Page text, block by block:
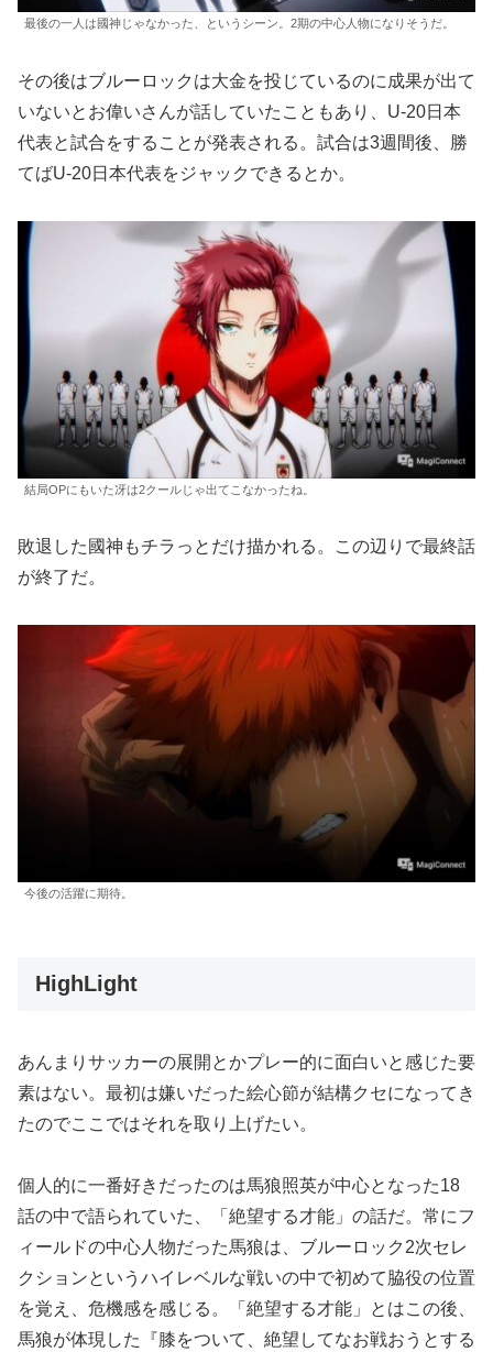
最後の一人は國神じゃなかった、というシーン。2期の中心人物になりそうだ。
その後はブルーロックは大金を投じているのに成果が出て
いないとお偉いさんが話していたこともあり、U-20日本
代表と試合をすることが発表される。試合は3週間後、勝
てばU-20日本代表をジャックできるとか。
結局OPにもいた冴は2クールじゃ出てこなかったね。
敗退した國神もチラっとだけ描かれる。この辺りで最終話
が終了だ。
今後の活躍に期待。
HighLight
あんまりサッカーの展開とかプレー的に面白いと感じた要
素はない。最初は嫌いだった絵心節が結構クセになってき
たのでここではそれを取り上げたい。
個人的に一番好きだったのは馬狼照英が中心となった18
話の中で語られていた、「絶望する才能」の話だ。常にフ
ィールドの中心人物だった馬狼は、ブルーロック2次セレ
クションというハイレベルな戦いの中で初めて脇役の位置
を覚え、危機感を感じる。「絶望する才能」とはこの後、
馬狼が体現した『膝をついて、絶望してなお戦おうとする